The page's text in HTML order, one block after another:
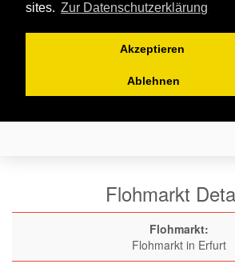
sites. Zur Datenschutzerklärung
Akzeptieren
Ablehnen
Flohmarkt
Flohmarkt:
Flohmarkt in Erfurt